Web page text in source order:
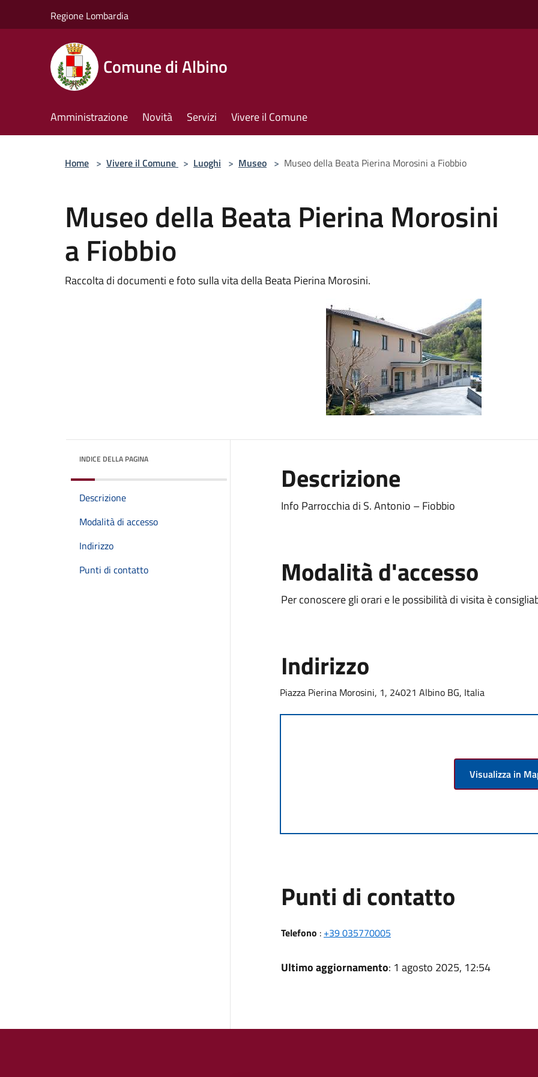
Regione Lombardia
Comune di Albino
Amministrazione Novità Servizi Vivere il Comune
Home > Vivere il Comune > Luoghi > Museo > Museo della Beata Pierina Morosini a Fiobbio
Museo della Beata Pierina Morosini
a Fiobbio
Raccolta di documenti e foto sulla vita della Beata Pierina Morosini.
INDICE DELLA PAGINA
Descrizione
Modalità di accesso
Indirizzo
Punti di contatto
Descrizione
Info Parrocchia di S. Antonio – Fiobbio
Modalità d'accesso
Per conoscere gli orari e le possibilità di visita è
Indirizzo
Piazza Pierina Morosini, 1, 24021 Albino BG, Italia
Visualizza in
Punti di contatto
Telefono : +39 035770005
Ultimo aggiornamento: 1 agosto 2025, 12:54